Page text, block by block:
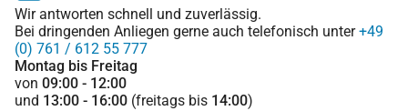
Wir antworten schnell und zuverlässig.
Bei dringenden Anliegen gerne auch telefonisch unter+49
(0) 761 / 612 55 777
Montag bis Freitag
von 09:00 - 12:00
und 13:00 - 16:00 (freitags bis 14:00)